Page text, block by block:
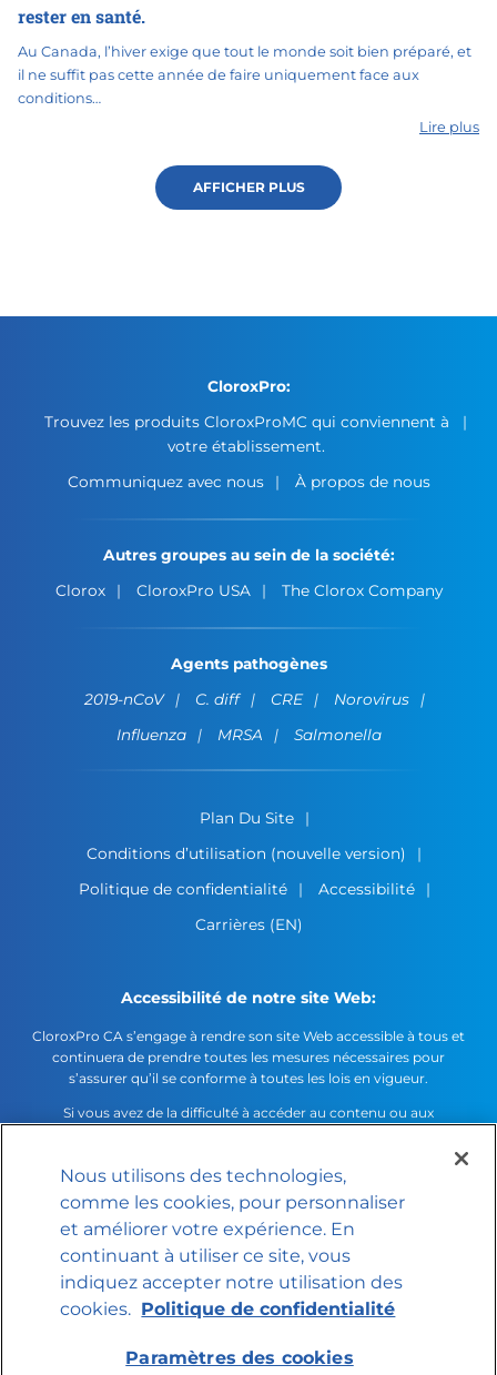
rester en santé.
Au Canada, l’hiver exige que tout le monde soit bien préparé, et
il ne suffit pas cette année de faire uniquement face aux
conditions…
Lire plus
AFFICHER PLUS
CloroxPro:
Trouvez les produits CloroxProMC qui conviennent à
votre établissement.
Communiquez avec nous
À propos de nous
Autres groupes au sein de la société:
Clorox
CloroxPro USA The Clorox Company
Agents pathogènes
2019-nCoV
C. diff CRE
Norovirus
Influenza
MRSA Salmonella
Plan Du Site
Conditions d’utilisation (nouvelle version)
Politique de confidentialité
Accessibilité
Carrières (EN)
Accessibilité de notre site Web:
CloroxPro CA s’engage à rendre son site Web accessible à tous et
continuera de prendre toutes les mesures nécessaires pour
s’assurer qu’il se conforme à toutes les lois en vigueur.
Si vous avez de la difficulté à accéder au contenu ou aux
Paramètres des cookies
© 2026 The Clorox Company
Nous utilisons des technologies,
comme les cookies, pour personnaliser
et améliorer votre expérience. En
continuant à utiliser ce site, vous
indiquez accepter notre utilisation des
cookies. Politique de confidentialité
Paramètres des cookies